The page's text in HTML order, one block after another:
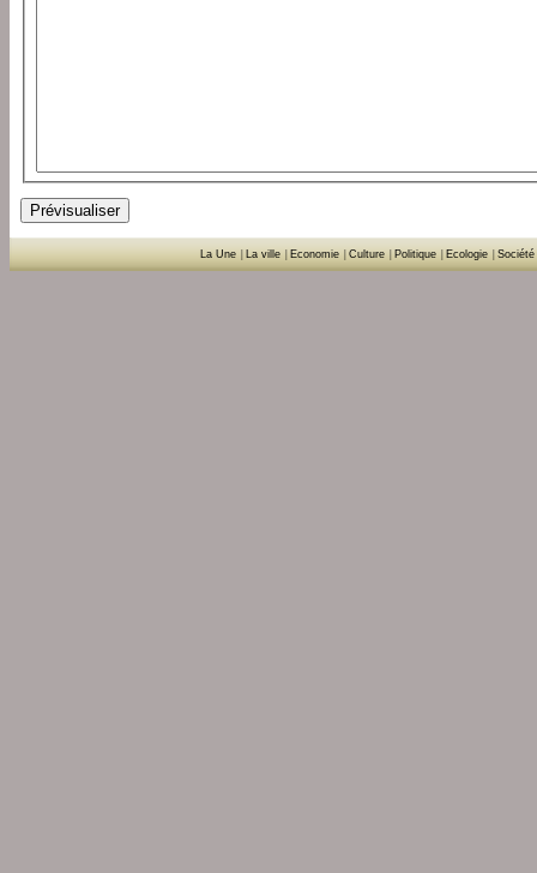
La Une La ville Economie Culture Politique Ecologie Société